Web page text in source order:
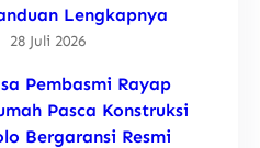
Lengkapnya
28 Juli 2026
Pembasmi Rayap
Pasca Konstruksi
Bergaransi Resmi